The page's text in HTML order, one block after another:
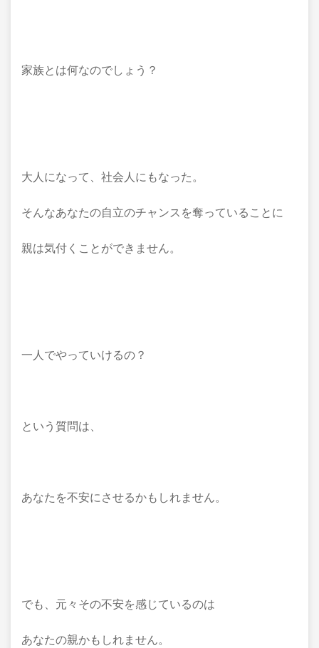
家族とは何なのでしょう？
大人になって、社会人にもなった。
そんなあなたの自立のチャンスを奪っていることに
親は気付くことができません。
一人でやっていけるの？
という質問は、
あなたを不安にさせるかもしれません。
でも、元々その不安を感じているのは
あなたの親かもしれません。